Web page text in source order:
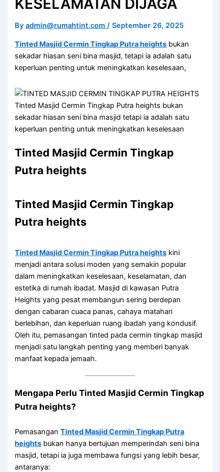
KESELAMATAN DIJAGA
Byadmin@rumahtint.com/September 26, 2025
Tinted Masjid Cermin Tingkap Putra heights bukan
sekadar hiasan seni bina masjid, tetapi ia adalah satu
keperluan penting untuk meningkatkan keselesaan,
Tinted Masjid Cermin Tingkap Putra heights bukan
sekadar hiasan seni bina masjid tetapi ia adalah satu
keperluan penting untuk meningkatkan keselesaan
Tinted Masjid Cermin Tingkap
Putra heights
Tinted Masjid Cermin Tingkap
Putra heights
Tinted Masjid Cermin Tingkap Putra heights kini
menjadi antara solusi moden yang semakin popular
dalam meningkatkan keselesaan, keselamatan, dan
estetika di rumah ibadat. Masjid di kawasan Putra
Heights yang pesat membangun sering berdepan
dengan cabaran cuaca panas, cahaya matahari
berlebihan, dan keperluan ruang ibadah yang kondusif.
Oleh itu, pemasangan tinted pada cermin tingkap masjid
menjadi satu langkah penting yang memberi banyak
manfaat kepada jemaah.
Mengapa PerluTinted Masjid Cermin Tingkap
Putra heights?
PemasanganTinted Masjid Cermin Tingkap Putra
heights bukan hanya bertujuan memperindah seni bina
masjid, tetapi ia juga membawa fungsi yang lebih besar,
antaranya: